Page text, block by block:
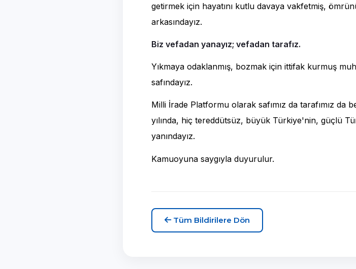
getirmek için hayatını kutlu davaya vakfetmiş,
arkasındayız.
Biz vefadan yanayız; vefadan tarafız.
Yıkmaya odaklanmış, bozmak için ittifak kurmuş
safındayız.
Milli İrade Platformu olarak safımız da tarafımız da
yılında, hiç tereddütsüz, büyük Türkiye'nin, güçlü
yanındayız.
Kamuoyuna saygıyla duyurulur.
Tüm Bildirilere Dön